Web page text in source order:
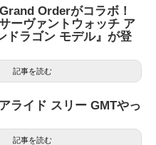
Orderがコラボ！
ーヴァントウォッチ ア
ドラゴン モデル』が登
記事を読む
ライド スリー GMTやっ
記事を読む